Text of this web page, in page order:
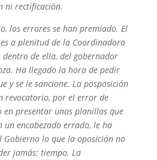
ni rectificación.
los errores se han premiado. El
a plenitud de la Coordinadora
dentro de ella, del gobernador
Ha llegado la hora de pedir
y se le sancione. La posposición
revocatorio, por el error de
en presentar unas planillas que
un encabezado errado, le ha
Gobierno lo que la oposición no
jamás: tiempo. La